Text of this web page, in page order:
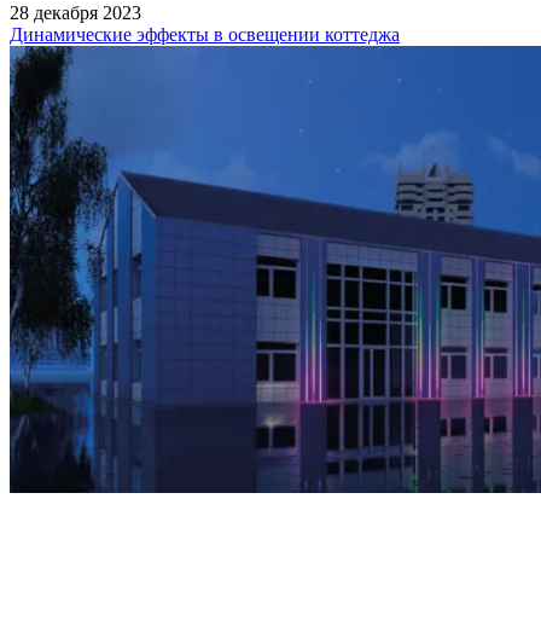
28 декабря 2023
Динамические эффекты в освещении коттеджа